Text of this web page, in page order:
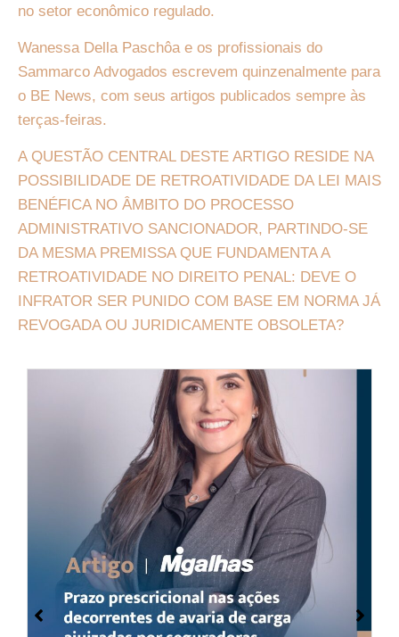
no setor econômico regulado.
Wanessa Della Paschôa e os profissionais do
Sammarco Advogados escrevem quinzenalmente para
o BE News, com seus artigos publicados sempre às
terças-feiras.
A QUESTÃO CENTRAL DESTE ARTIGO RESIDE NA
POSSIBILIDADE DE RETROATIVIDADE DA LEI MAIS
BENÉFICA NO ÂMBITO DO PROCESSO
ADMINISTRATIVO SANCIONADOR, PARTINDO-SE
DA MESMA PREMISSA QUE FUNDAMENTA A
RETROATIVIDADE NO DIREITO PENAL: DEVE O
INFRATOR SER PUNIDO COM BASE EM NORMA JÁ
REVOGADA OU JURIDICAMENTE OBSOLETA?